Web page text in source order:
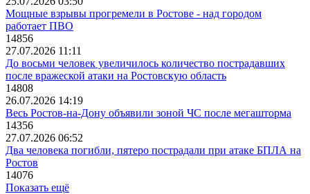
Мощные взрывы прогремели в Ростове - над городом
работает ПВО
14856
27.07.2026 11:11
До восьми человек увеличилось количество пострадавших
после вражеской атаки на Ростовскую область
14808
26.07.2026 14:19
Весь Ростов-на-Дону объявили зоной ЧС после мегашторма
14356
27.07.2026 06:52
Два человека погибли, пятеро пострадали при атаке БПЛА на
Ростов
14076
Показать ещё